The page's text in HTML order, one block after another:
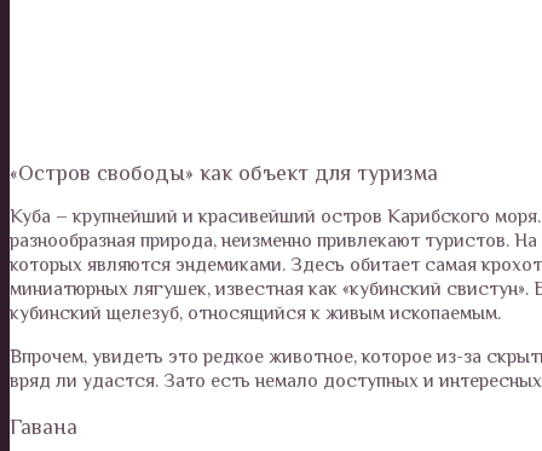
«Остров свободы» как объект для туризма
Куба – крупнейший и красивейший остров Карибского
разнообразная природа, неизменно привлекают туристов.
которых являются эндемиками. Здесь обитает самая
миниатюрных лягушек, известная как «кубинский
кубинский щелезуб, относящийся к живым ископаемым.
Впрочем, увидеть это редкое животное, которое из-за
вряд ли удастся. Зато есть немало доступных и
Гавана